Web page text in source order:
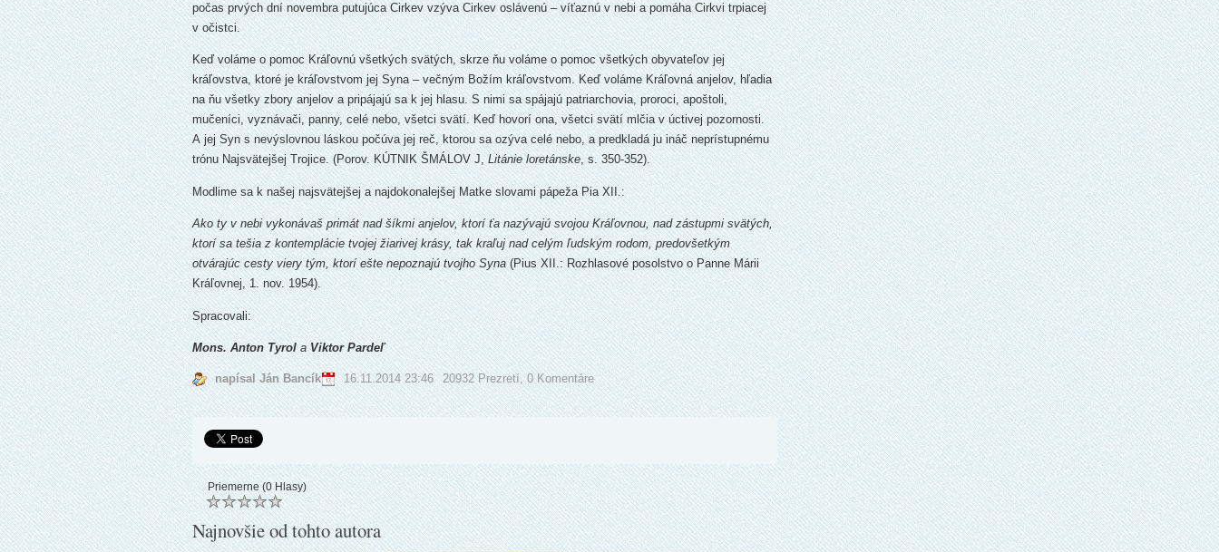
počas prvých dní novembra putujúca Cirkev vzýva Cirkev oslávenú – víťaznú v nebi a pomáha Cirkvi trpiacej
v očistci.
Keď voláme o pomoc Kráľovnú všetkých svätých, skrze ňu voláme o pomoc všetkých obyvateľov jej
kráľovstva, ktoré je kráľovstvom jej Syna – večným Božím kráľovstvom. Keď voláme Kráľovná anjelov, hľadia
na ňu všetky zbory anjelov a pripájajú sa k jej hlasu. S nimi sa spájajú patriarchovia, proroci, apoštoli,
mučeníci, vyznávači, panny, celé nebo, všetci svätí. Keď hovorí ona, všetci svätí mlčia v úctivej pozornosti.
A jej Syn s nevýslovnou láskou počúva jej reč, ktorou sa ozýva celé nebo, a predkladá ju ináč neprístupnému
trónu Najsvätejšej Trojice. (Porov. KÚTNIK ŠMÁLOV J,Litánie loretánske, s. 350-352).
Modlime sa k našej najsvätejšej a najdokonalejšej Matke slovami pápeža Pia XII.:
Ako ty v nebi vykonávaš primát nad šíkmi anjelov, ktorí ťa nazývajú svojou Kráľovnou, nad zástupmi svätých,
ktorí sa tešia z kontemplácie tvojej žiarivej krásy, tak kraľuj nad celým ľudským rodom, predovšetkým
otvárajúc cesty viery tým, ktorí ešte nepoznajú tvojho Syna(Pius XII.: Rozhlasové posolstvo o Panne Márii
Kráľovnej, 1. nov. 1954).
Spracovali:
Mons. Anton TyrolaViktor Pardeľ
napísal Ján Bancík 16.11.2014 23:46 20932 Prezretí,0 Komentáre
Priemerne (0 Hlasy)
Najnovšie od tohto autora